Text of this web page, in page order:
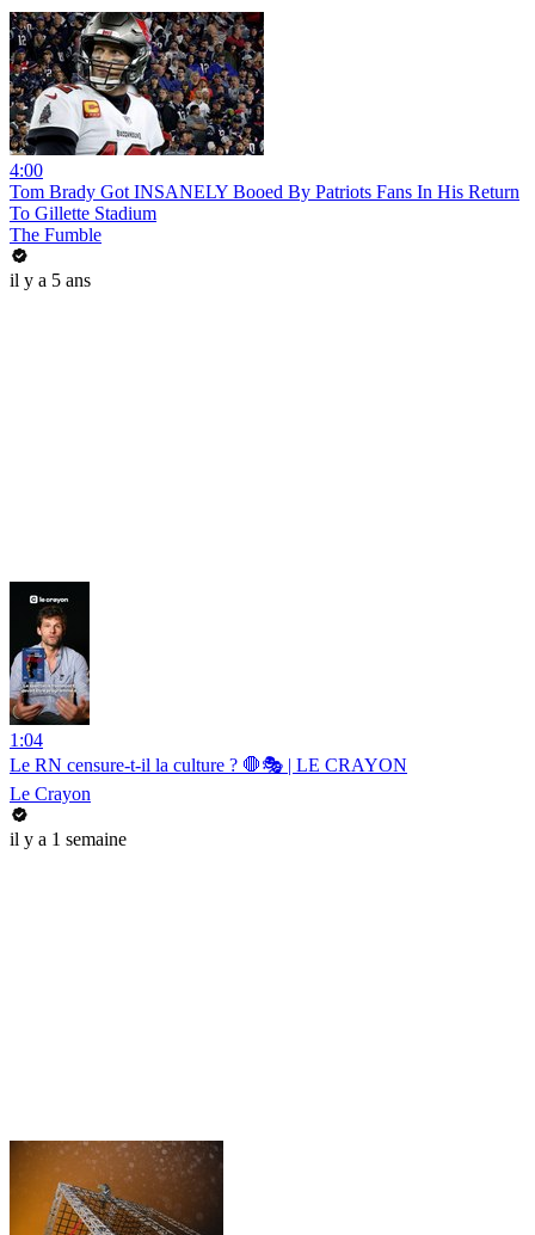
4:00
Tom Brady Got INSANELY Booed By Patriots Fans In His Return
To Gillette Stadium
The Fumble
il y a 5 ans
1:04
Le RN censure-t-il la culture ? 🛑🎭 | LE CRAYON
Le Crayon
il y a 1 semaine